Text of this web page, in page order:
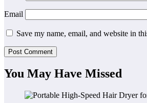
Email
Save my name, email, and website in
You May Have Missed